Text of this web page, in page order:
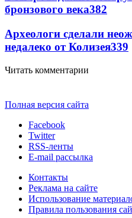
бронзового века382
Археологи сделали
недалеко от Колизея339
Читать комментарии
Полная версия сайта
Facebook
Twitter
RSS-ленты
E-mail рассылка
Контакты
Реклама на сайте
Использование
Правила пользования